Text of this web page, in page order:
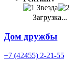
Загрузка...
Дом дружбы
+7 (42455) 2-21-55